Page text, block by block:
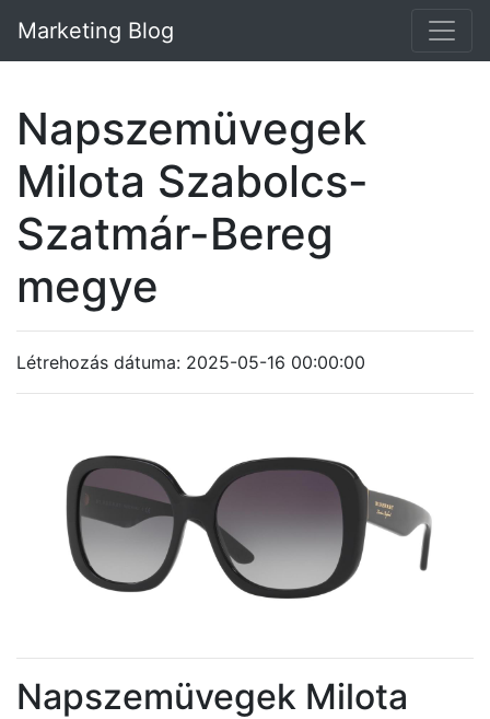
Marketing Blog
Napszemüvegek
Milota Szabolcs-
Szatmár-Bereg
megye
Létrehozás dátuma: 2025-05-16 00:00:00
Napszemüvegek Milota